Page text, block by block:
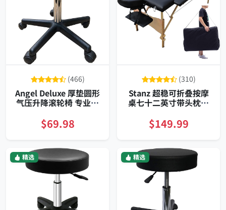
(466)
Angel Deluxe 厚垫圆形
气压升降滚轮椅 专业美
$69.98
(310)
Stanz 超稳可折叠按摩
桌七十二英寸带头枕臂
$149.99
精选 精选